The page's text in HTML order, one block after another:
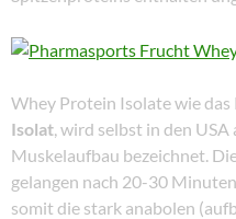
Whey Protein Isolate wie
Isolat, wird selbst in den
Muskelaufbau bezeichnet.
gelangen nach 20-30
somit die stark anabolen